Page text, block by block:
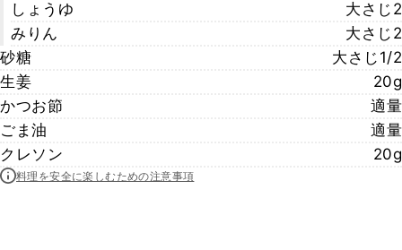
しょうゆ
大さじ2
みりん
大さじ2
砂糖
大さじ1/2
生姜
20g
かつお節
適量
ごま油
適量
クレソン
20g
料理を安全に楽しむための注意事項